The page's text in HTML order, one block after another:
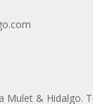
Mulet & Hidalgo.